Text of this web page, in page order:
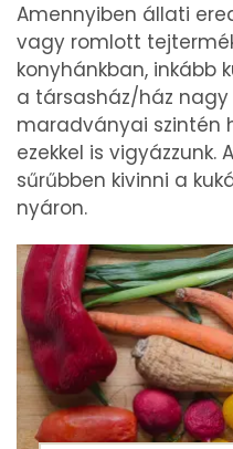
Amennyiben állati
vagy romlott
konyhánkban, inkább
a társasház/ház nagy
maradványai szintén
ezekkel is
sűrűbben kivinni a
nyáron.